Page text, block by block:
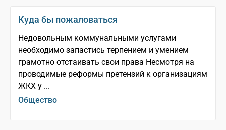
Куда бы пожаловаться
Недовольным коммунальными услугами
необходимо запастись терпением и умением
грамотно отстаивать свои права Несмотря на
проводимые реформы претензий к организациям
ЖКХ у ...
Общество